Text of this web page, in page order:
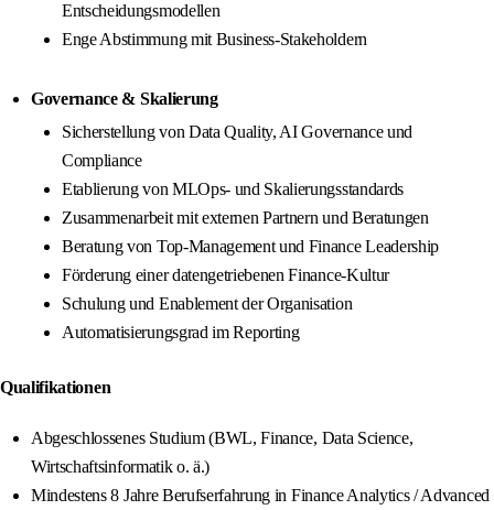
Entscheidungsmodellen
Enge Abstimmung mit Business-Stakeholdern
Governance & Skalierung
Sicherstellung von Data Quality, AI Governance und
Compliance
Etablierung von MLOps- und Skalierungsstandards
Zusammenarbeit mit externen Partnern und Beratungen
Beratung von Top-Management und Finance Leadership
Förderung einer datengetriebenen Finance-Kultur
Schulung und Enablement der Organisation
Automatisierungsgrad im Reporting
Qualifikationen
Abgeschlossenes Studium (BWL, Finance, Data Science,
Wirtschaftsinformatik o. ä.)
Mindestens 8 Jahre Berufserfahrung in Finance Analytics / Advanced